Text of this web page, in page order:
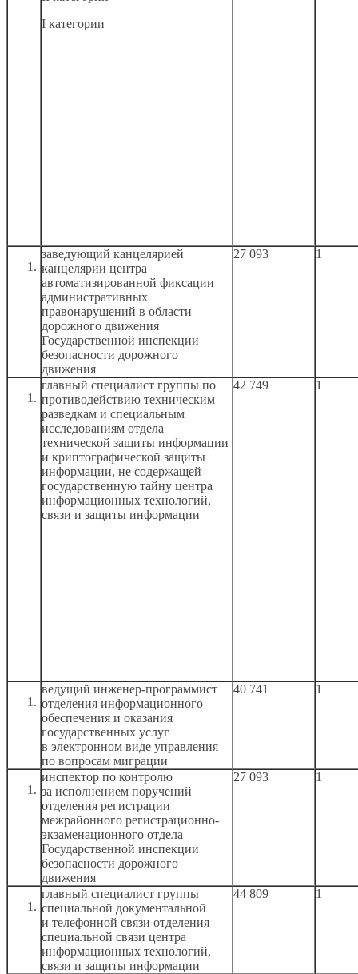
I категории
заведующий канцелярией
канцелярии центра
автоматизированной фиксации
административных
правонарушений в области
дорожного движения
Государственной инспекции
безопасности дорожного
движения
27 093 1
главный специалист группы по
противодействию техническим
разведкам и специальным
исследованиям отдела
технической защиты информации
и криптографической защиты
информации, не содержащей
государственную тайну центра
информационных технологий,
связи и защиты информации
42 749 1
ведущий инженер-программист
отделения информационного
обеспечения и оказания
государственных услуг
в электронном виде управления
по вопросам миграции
40 741 1
инспектор по контролю
за исполнением поручений
отделения регистрации
межрайонного регистрационно-
экзаменационного отдела
Государственной инспекции
безопасности дорожного
движения
27 093 1
главный специалист группы
специальной документальной
и телефонной связи отделения
специальной связи центра
информационных технологий,
связи и защиты информации
44 809 1